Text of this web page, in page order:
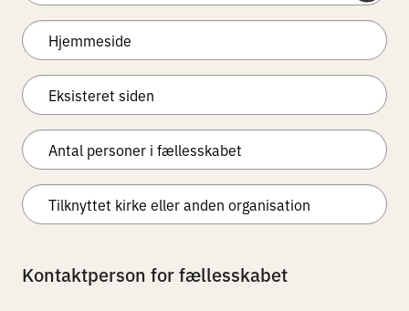
Kontaktperson for fællesskabet